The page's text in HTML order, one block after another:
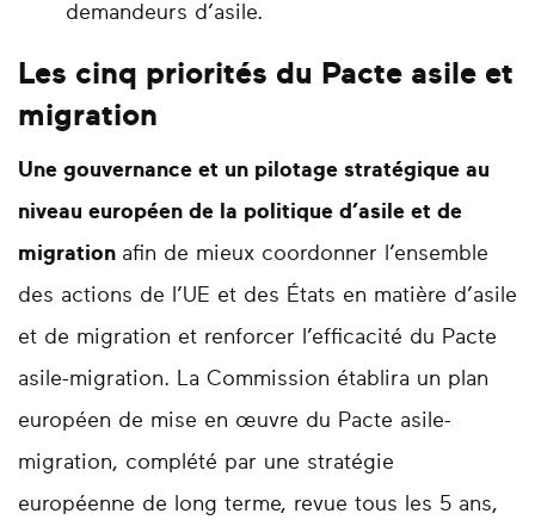
demandeurs d’asile.
Les cinq priorités du Pacte asile et
migration
Une gouvernance et un pilotage stratégique au
niveau européen de la politique d’asile et de
migration afin de mieux coordonner l’ensemble
des actions de l’UE et des États en matière d’asile
et de migration et renforcer l’efficacité du Pacte
asile-migration. La Commission établira un plan
européen de mise en œuvre du Pacte asile-
migration, complété par une stratégie
européenne de long terme, revue tous les 5 ans,